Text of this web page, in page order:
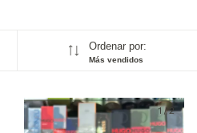
Ordenar por:
Más vendidos
1/2